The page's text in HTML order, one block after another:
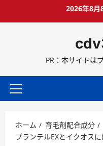
ス
ッ
2026年8月
PR：本サイトは
メ
メ
ニ
ホーム
育毛剤配合成分
プランテルEXとイクオス